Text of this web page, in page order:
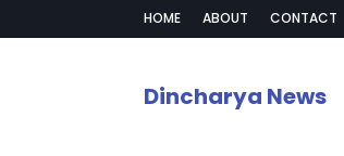
HOME ABOUT CONTACT
Dincharya News